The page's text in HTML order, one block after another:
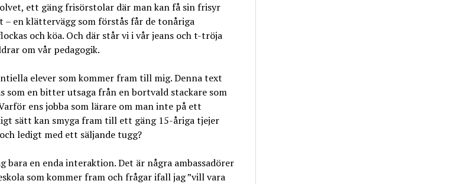
ett gäng frisörstolar där man kan få sin frisyr
en klättervägg som förstås får de tonåriga
och köa. Och där står vi i vår jeans och t-tröja
om vår pedagogik.
elever som kommer fram till mig. Denna text
som en bitter utsaga från en bortvald stackare som
ens jobba som lärare om man inte på ett
sätt kan smyga fram till ett gäng 15-åriga tjejer
ledigt med ett säljande tugg?
en enda interaktion. Det är några ambassadörer
som kommer fram och frågar ifall jag ”vill vara